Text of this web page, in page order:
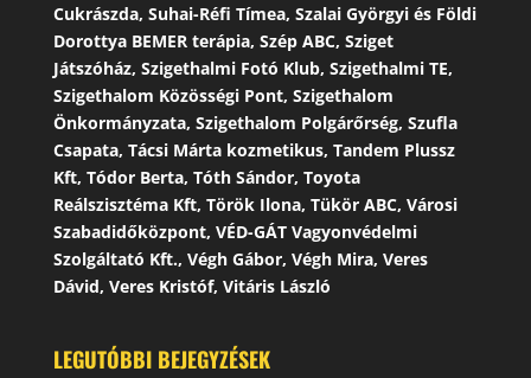
Cukrászda, Suhai-Réfi Tímea, Szalai Györgyi és Földi
Dorottya BEMER terápia, Szép ABC, Sziget
Játszóház, Szigethalmi Fotó Klub, Szigethalmi TE,
Szigethalom Közösségi Pont, Szigethalom
Önkormányzata, Szigethalom Polgárőrség, Szufla
Csapata, Tácsi Márta kozmetikus, Tandem Plussz
Kft, Tódor Berta, Tóth Sándor, Toyota
Reálszisztéma Kft, Török Ilona, Tükör ABC, Városi
Szabadidőközpont, VÉD-GÁT Vagyonvédelmi
Szolgáltató Kft., Végh Gábor, Végh Mira, Veres
Dávid, Veres Kristóf, Vitáris László
LEGUTÓBBI BEJEGYZÉSEK